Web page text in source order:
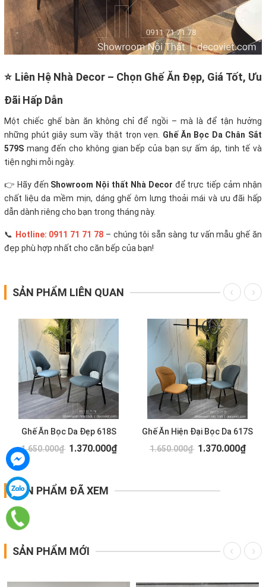
⭐ Liên Hệ Nhà Decor – Chọn Ghế Ăn Đẹp, Giá Tốt, Ưu
Đãi Hấp Dẫn
Một chiếc ghế bàn ăn không chỉ để ngồi – mà là để tận hưởng
những phút giây sum vầy thật trọn vẹn. Ghế Ăn Bọc Da Chân Sắt
579S mang đến cho không gian bếp của bạn sự ấm áp, tinh tế và
tiện nghi mỗi ngày.
👉 Hãy đến Showroom Nội thất Nhà Decor để trực tiếp cảm nhận
chất liệu da mềm mịn, dáng ghế ôm lưng thoải mái và ưu đãi hấp
dẫn dành riêng cho bạn trong tháng này.
📞 Hotline: 0911 71 71 78– chúng tôi sẵn sàng tư vấn mẫu ghế ăn
đẹp phù hợp nhất cho căn bếp của bạn!
SẢN PHẨM LIÊN QUAN
Ghế Ăn Bọc Da Đẹp 618S
1.650.000₫ 1.370.000₫
Ghế Ăn Hiện Đại Bọc Da 617S
1.650.000₫ 1.370.000₫
SẢN PHẨM ĐÃ XEM
SẢN PHẨM MỚI